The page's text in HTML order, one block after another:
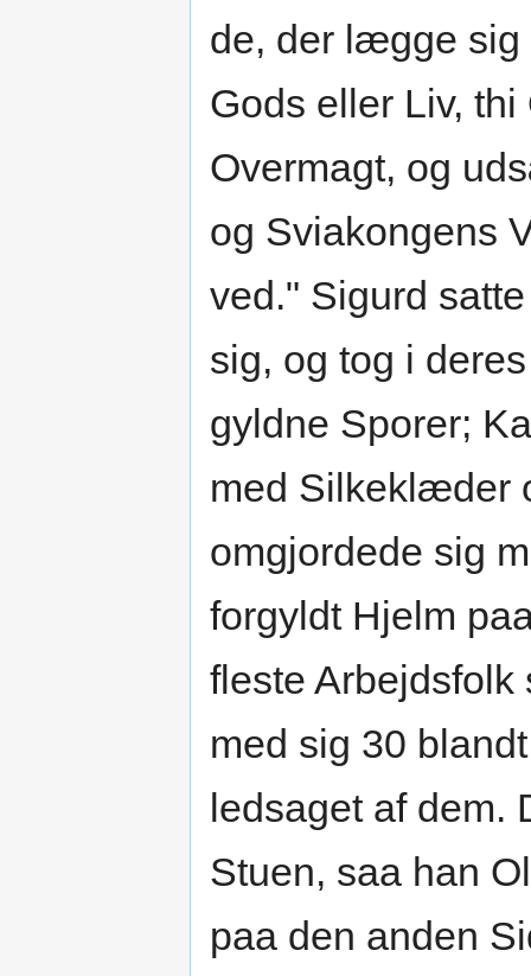
de, der lægge sig
Gods eller Liv,
Overmagt, og
og Sviakongens
ved." Sigurd
sig, og tog i
gyldne Sporer;
med Silkeklæder
omgjordede sig
forgyldt Hjelm
fleste Arbejdsfolk
med sig 30
ledsaget af dem.
Stuen, saa han
paa den anden